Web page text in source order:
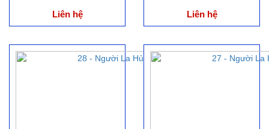
Liên hệ
Liên hệ